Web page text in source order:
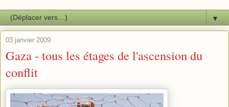
▼
03 janvier 2009
Gaza - tous les étages de l'ascension du
conflit